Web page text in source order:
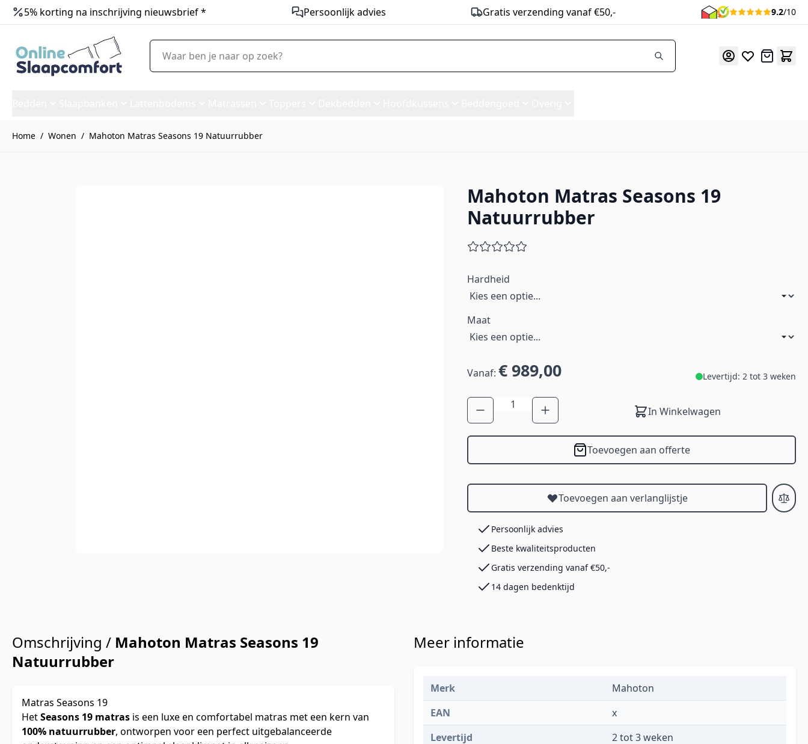
5% korting na inschrijving nieuwsbrief * Persoonlijk advies Gratis verzending vanaf €50,- 9.2/10
Offerte
Waar ben je naar op zoek?
Home / Wonen / Mahoton Matras Seasons 19 Natuurrubber
Mahoton Matras Seasons 19
Natuurrubber
Hardheid
Maat
Vanaf:€ 989,00 Levertijd: 2 tot 3 weken
Aantal
In Winkelwagen
Toevoegen aan offerte
Toevoegen aan verlanglijstje
Persoonlijk advies
Beste kwaliteitsproducten
Gratis verzending vanaf €50,-
14 dagen bedenktijd
Omschrijving / Mahoton Matras Seasons 19
Natuurrubber
Matras Seasons 19
HetSeasons 19 matras is een luxe en comfortabel matras met een kern van
100% natuurrubber, ontworpen voor een perfect uitgebalanceerde
Meer informatie
Merk
Mahoton
EAN
x
Levertijd
2 tot 3 weken